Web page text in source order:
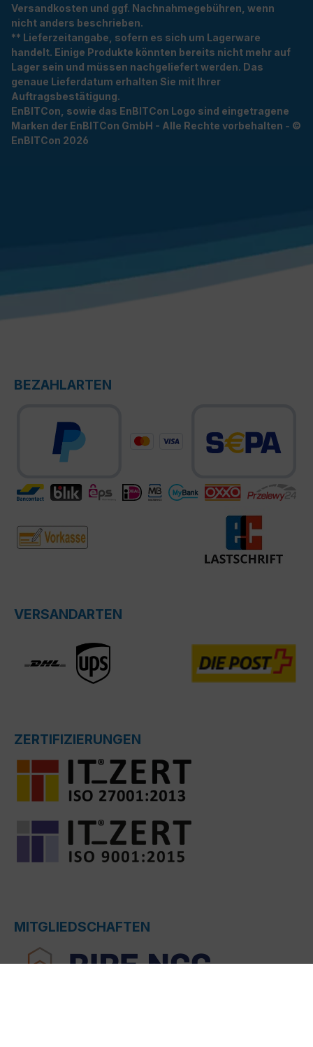
Versandkosten und ggf. Nachnahmegebühren, wenn
nicht anders beschrieben.
** Lieferzeitangabe, sofern es sich um Lagerware
handelt. Einige Produkte könnten bereits nicht mehr auf
Lager sein und müssen nachgeliefert werden. Das
genaue Lieferdatum erhalten Sie mit Ihrer
Auftragsbestätigung.
EnBITCon, sowie das EnBITCon Logo sind eingetragene
Marken der EnBITCon GmbH - Alle Rechte vorbehalten - ©
EnBITCon 2026
BEZAHLARTEN
VERSANDARTEN
ZERTIFIZIERUNGEN
MITGLIEDSCHAFTEN